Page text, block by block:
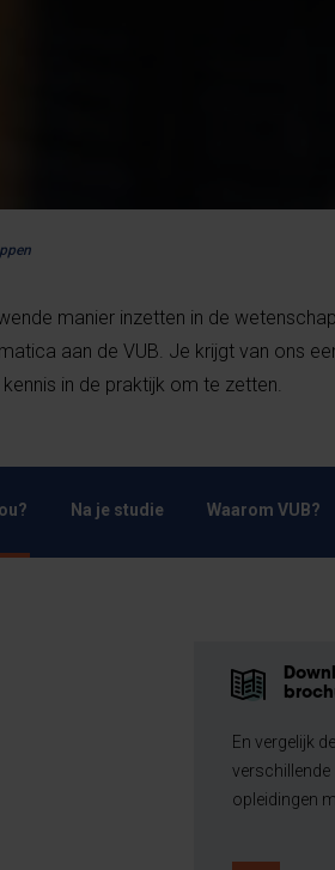
manier inzetten in de
aan de VUB. Je krijgt van ons
in de praktijk om te zetten.
Na je studie Waarom VUB?
En vergelijk de
verschillende
opleidingen